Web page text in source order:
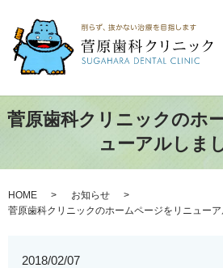
菅原歯科クリニックのホ
ューアルしま
HOME
お知らせ
菅原歯科クリニックのホームページをリニューア
2018/02/07